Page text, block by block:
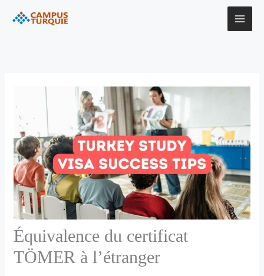
Équivalence du certificat
TÖMER à l’étranger